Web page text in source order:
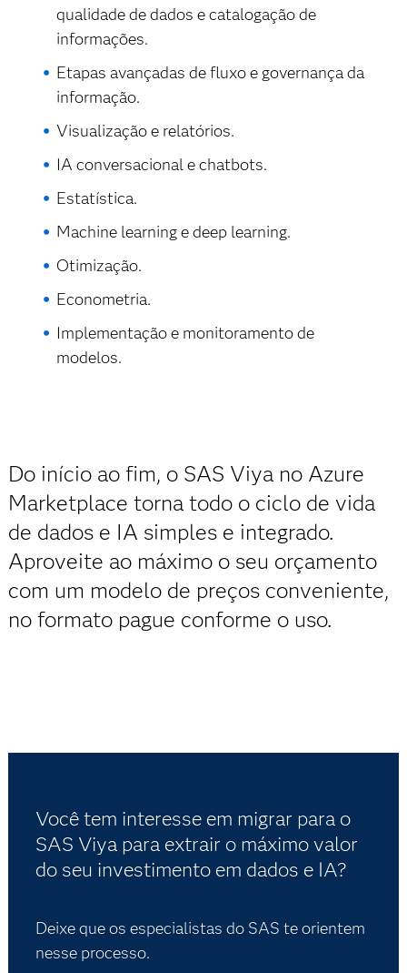
qualidade de dados e catalogação de
informações.
Etapas avançadas de fluxo e governança da
informação.
Visualização e relatórios.
IA conversacional e chatbots.
Estatística.
Machine learning e deep learning.
Otimização.
Econometria.
Implementação e monitoramento de
modelos.
Do início ao fim, o SAS Viya no Azure
Marketplace torna todo o ciclo de vida
de dados e IA simples e integrado.
Aproveite ao máximo o seu orçamento
com um modelo de preços conveniente,
no formato pague conforme o uso.
Você tem interesse em migrar para o
SAS Viya para extrair o máximo valor
do seu investimento em dados e IA?
Deixe que os especialistas do SAS te orientem
nesse processo.